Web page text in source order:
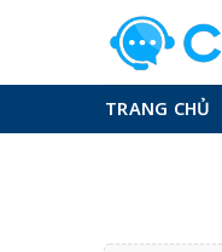
TRANG CHỦ